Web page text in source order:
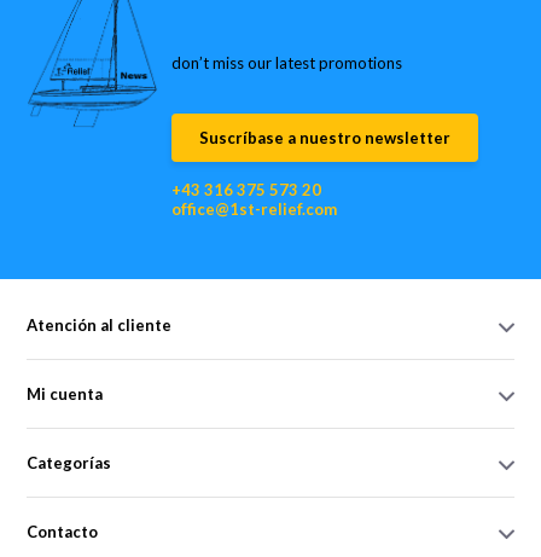
don’t miss our latest promotions
Suscríbase a nuestro newsletter
+43 316 375 573 20
office@1st-relief.com
Atención al cliente
Mi cuenta
Categorías
Contacto